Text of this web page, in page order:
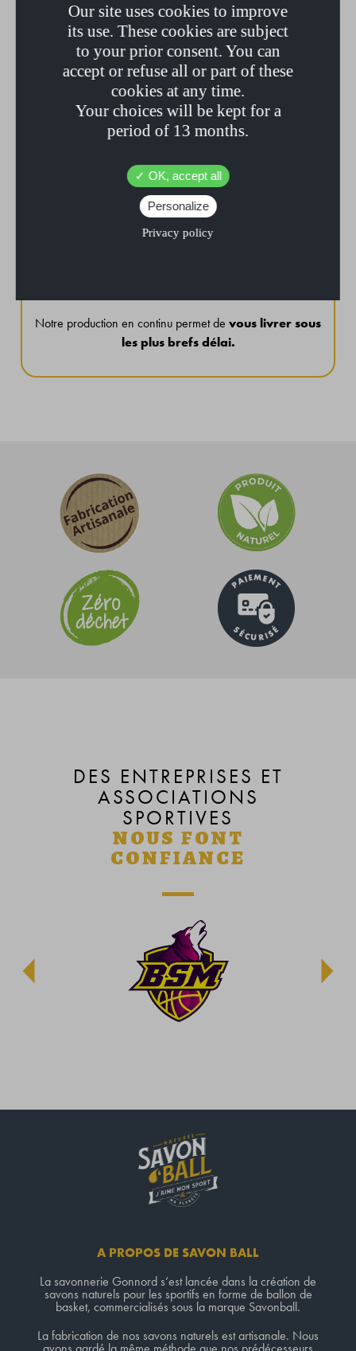
Sodium Palmate*, Sodium Cocoate*, Aqua, Glycerin, Sodium
Chloride, Butyrospermum, Parkii Butter,* Simmondsia, Chinensis
Seed Oil*, Fragrance Cerise-Patchouli, CI12490, CI77007,
tetrasodium glutamate diacetate
*Issu de l’agriculture Biologique
**Composant présent naturellement dans l’extrait de parfum
LIVRAISON
Notre production en continu permet de vous livrer sous
les plus brefs délai.
DES ENTREPRISES ET
ASSOCIATIONS
SPORTIVES
NOUS FONT
CONFIANCE
A PROPOS DE SAVON BALL
La savonnerie Gonnord s’est lancée dans la création de
savons naturels pour les sportifs en forme de ballon de
basket, commercialisés sous la marque Savonball.
La fabrication de nos savons naturels est artisanale. Nous
Our site uses cookies to improve
its use. These cookies are subject
to your prior consent. You can
accept or refuse all or part of these
cookies at any time.
Your choices will be kept for a
period of 13 months.
OK, accept all
Personalize
Privacy policy